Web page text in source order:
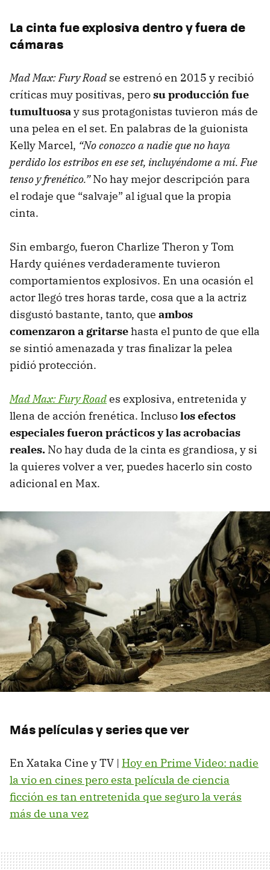
La cinta fue explosiva dentro y fuera de
cámaras
Mad Max: Fury Road se estrenó en 2015 y recibió
críticas muy positivas, perosu producción fue
tumultuosay sus protagonistas tuvieron más de
una pelea en el set. En palabras de la guionista
Kelly Marcel, “No conozco a nadie que no haya
perdido los estribos en ese set, incluyéndome a mí. Fue
tenso y frenético.”No hay mejor descripción para
el rodaje que “salvaje” al igual que la propia
cinta.
Sin embargo, fueron Charlize Theron y Tom
Hardy quiénes verdaderamente tuvieron
comportamientos explosivos. En una ocasión el
actor llegó tres horas tarde, cosa que a la actriz
disgustó bastante, tanto, que ambos
comenzaron a gritarsehasta el punto de que ella
se sintió amenazada y tras finalizar la pelea
pidió protección.
Mad Max: Fury Roades explosiva, entretenida y
llena de acción frenética. Inclusolos efectos
especiales fueron prácticos y las acrobacias
reales. No hay duda de la cinta es grandiosa, y si
la quieres volver a ver, puedes hacerlo sin costo
adicional en Max.
Más películas y series que ver
En Xataka Cine y TV | Hoy en Prime Video: nadie
la vio en cines pero esta película de ciencia
ficción es tan entretenida que seguro la verás
más de una vez